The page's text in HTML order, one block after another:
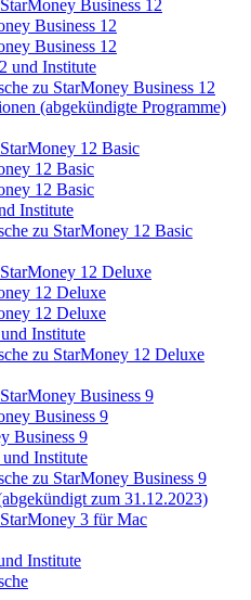
Business 12
Business 12
Business 12
und Institute
zu StarMoney Business 12
(abgekündigte Programme)
12 Basic
12 Basic
12 Basic
Institute
zu StarMoney 12 Basic
12 Deluxe
12 Deluxe
12 Deluxe
Institute
zu StarMoney 12 Deluxe
Business 9
Business 9
Business 9
Institute
zu StarMoney Business 9
zum 31.12.2023)
3 für Mac
Institute